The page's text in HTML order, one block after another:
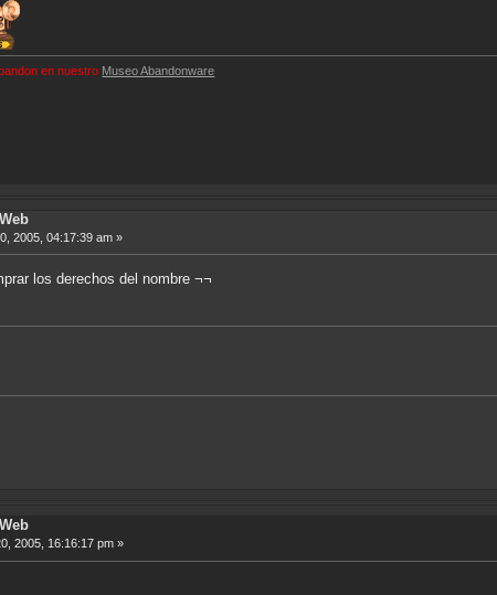
en nuestro Museo Abandonware
2005, 04:17:39 am »
los derechos del nombre ¬¬
2005, 16:16:17 pm »